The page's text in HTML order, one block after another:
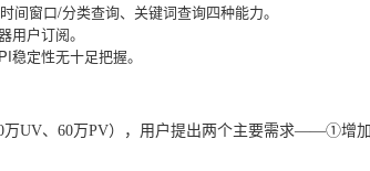
窗口/分类查询、关键词查询四种能力。
户订阅。
定性无十足把握。
万UV、60万PV），用户提出两个主要需求——①增